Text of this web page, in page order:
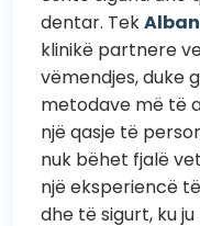
dentar. Tek
klinikë partnere
vëmendjes, duke
metodave më të
një qasje të
nuk bëhet fjalë
një eksperiencë
dhe të sigurt, ku